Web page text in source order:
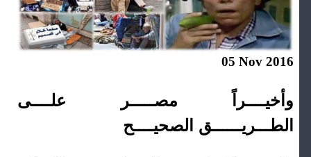
05 Nov 2016
وأخيــــراً مصـــــر علــــى
الطـــريــــــق الصحيــــح